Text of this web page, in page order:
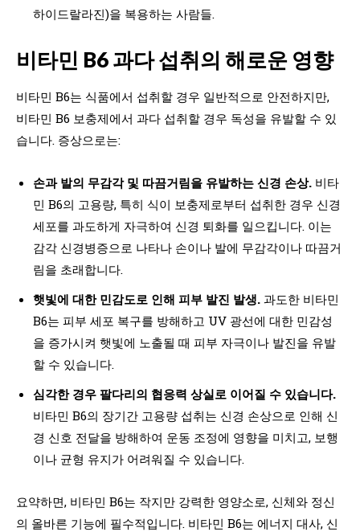
하이드랄라진)을 복용하는 사람들.
비타민 B6 과다 섭취의 해로운 영향
비타민 B6는 식품에서 섭취할 경우 일반적으로 안전하지만,
비타민 B6 보충제에서 과다 섭취할 경우 독성을 유발할 수 있
습니다. 증상으로는:
손과 발의 무감각 및 따끔거림을 유발하는 신경 손상. 비타
민 B6의 고용량, 특히 식이 보충제로부터 섭취한 경우 신경
세포를 과도하게 자극하여 신경 퇴화를 일으킵니다. 이는
감각 신경병증으로 나타나 손이나 발에 무감각이나 따끔거
림을 초래합니다.
햇빛에 대한 민감도로 인해 피부 발진 발생. 과도한 비타민
B6는 피부 세포 복구를 방해하고 UV 광선에 대한 민감성
을 증가시켜 햇빛에 노출될 때 피부 자극이나 발진을 유발
할 수 있습니다.
심각한 경우 팔다리의 협응력 상실로 이어질 수 있습니다.
비타민 B6의 장기간 고용량 섭취는 신경 손상으로 인해 신
경 신호 전달을 방해하여 운동 조정에 영향을 미치고, 보행
이나 균형 유지가 어려워질 수 있습니다.
요약하면, 비타민 B6는 작지만 강력한 영양소로, 신체와 정신
의 올바른 기능에 필수적입니다. 비타민 B6는 에너지 대사, 신